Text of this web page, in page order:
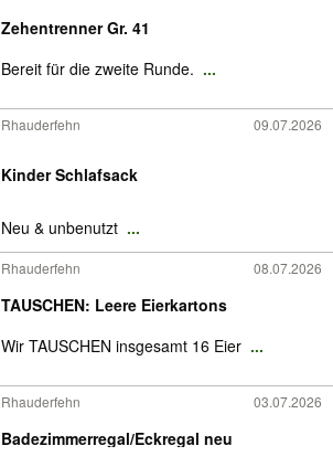
Zehentrenner Gr. 41
Bereit für die zweite Runde. ...
Rhauderfehn 09.07.2026
Kinder Schlafsack
Neu & unbenutzt ...
Rhauderfehn 08.07.2026
TAUSCHEN: Leere Eierkartons
Wir TAUSCHEN insgesamt 16 Eier ...
Rhauderfehn 03.07.2026
Badezimmerregal/Eckregal neu